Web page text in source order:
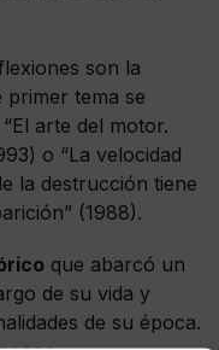
son la
primer tema se
arte del motor.
o “La velocidad
la destrucción tiene
(1988).
que abarcó un
de su vida y
de su época.